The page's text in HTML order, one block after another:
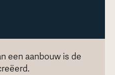
een aanbouw is de